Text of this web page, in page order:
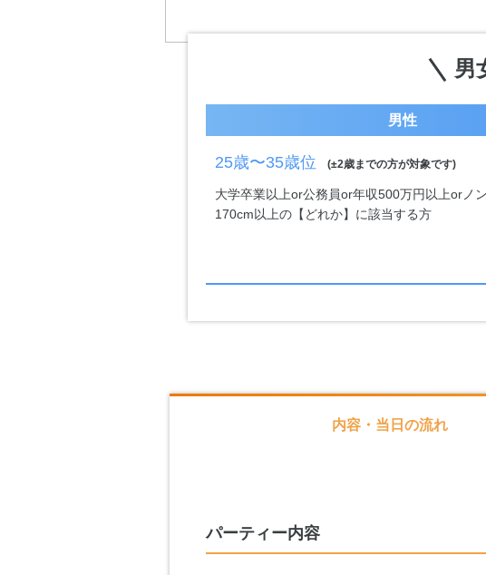
男
男性
25歳〜35歳位 (±2歳までの方が対象です)
大学卒業以上or公務員or年収500万円以上orノ
170cm以上の【どれか】に該当する方
内容・当日の流れ
パーティー内容